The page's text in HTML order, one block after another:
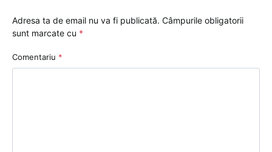
Adresa ta de email nu va fi publicată. Câmpurile obligatorii
sunt marcate cu *
Comentariu *